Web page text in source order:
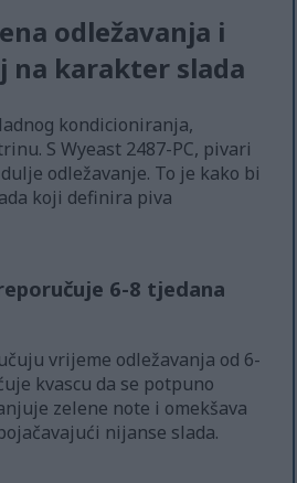
odležavanja i
na karakter slada
kondicioniranja,
S Wyeast 2487-PC, pivari
odležavanje. To je kako bi
koji definira piva
6-8 tjedana
vrijeme odležavanja od 6-
kvascu da se potpuno
zelene note i omekšava
nijanse slada.